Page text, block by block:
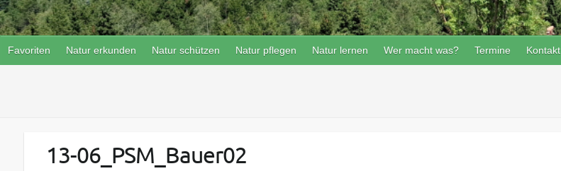
Favoriten Natur erkunden Natur schützen Natur pflegen Natur lernen Wer macht was? Termine Kontakt
13-06_PSM_Bauer02